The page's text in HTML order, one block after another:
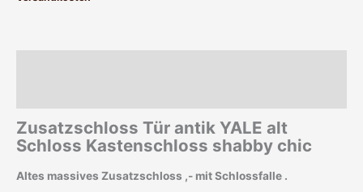
Zusatzschloss Tür antik YALE alt
Schloss Kastenschloss shabby chic
Altes massives Zusatzschloss ,- mitSchlossfalle .